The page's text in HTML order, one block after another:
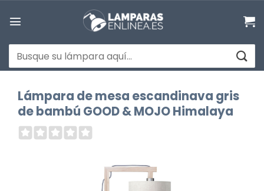
Buscar
por:
Lámpara de mesa escandinava gris
de bambú GOOD & MOJO Himalaya